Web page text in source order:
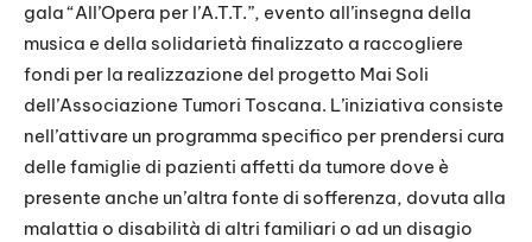
gala “All’Opera per l’A.T.T.”, evento all’insegna della
musica e della solidarietà finalizzato a raccogliere
fondi per la realizzazione del progetto Mai Soli
dell’Associazione Tumori Toscana. L’iniziativa consiste
nell’attivare un programma specifico per prendersi cura
delle famiglie di pazienti affetti da tumore dove è
presente anche un’altra fonte di sofferenza, dovuta alla
malattia o disabilità di altri familiari o ad un disagio